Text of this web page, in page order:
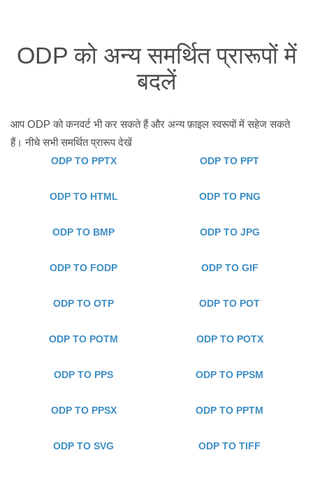
ODP को अन्य समर्थित प्रारूपों में
बदलें
आप ODP को कनवर्ट भी कर सकते हैं और अन्य फ़ाइल स्वरूपों में सहेज सकते
हैं। नीचे सभी समर्थित प्रारूप देखें
ODP TO PPTX ODP TO PPT
ODP TO HTML ODP TO PNG
ODP TO BMP ODP TO JPG
ODP TO FODP ODP TO GIF
ODP TO OTP ODP TO POT
ODP TO POTM ODP TO POTX
ODP TO PPS ODP TO PPSM
ODP TO PPSX ODP TO PPTM
ODP TO SVG ODP TO TIFF